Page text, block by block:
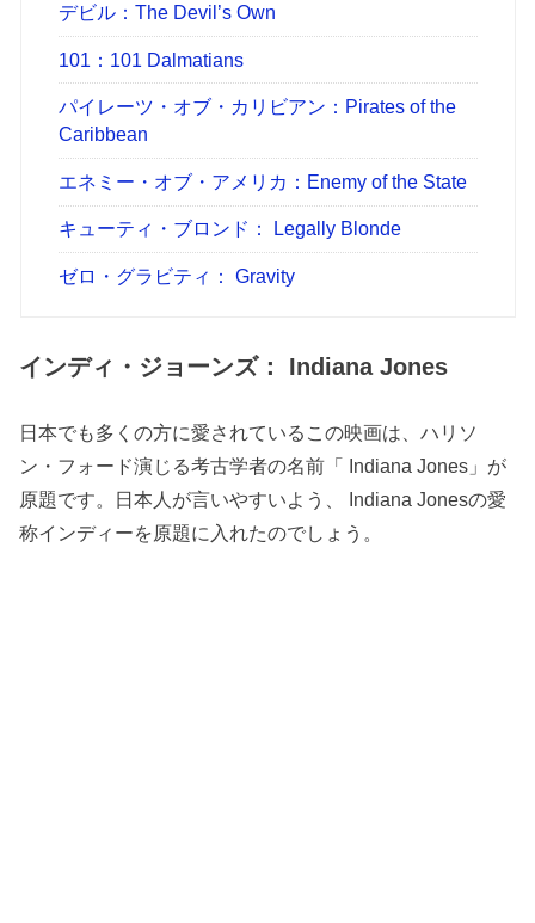
デビル：The Devil’s Own
101：101 Dalmatians
パイレーツ・オブ・カリビアン：Pirates of the
Caribbean
エネミー・オブ・アメリカ：Enemy of the State
キューティ・ブロンド： Legally Blonde
ゼロ・グラビティ： Gravity
インディ・ジョーンズ： Indiana Jones
日本でも多くの方に愛されているこの映画は、ハリソ
ン・フォード演じる考古学者の名前「 Indiana Jones」が
原題です。日本人が言いやすいよう、 Indiana Jonesの愛
称インディーを原題に入れたのでしょう。